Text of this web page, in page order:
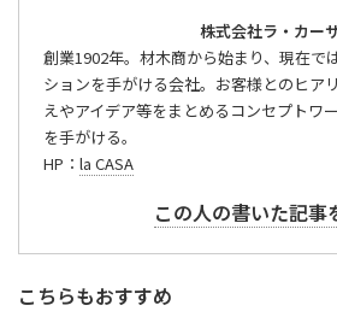
株式会社ラ・カー
創業1902年。材木商から始まり、現在で
ションを手がける会社。お客様とのヒア
えやアイデア等をまとめるコンセプトワ
を手がける。
HP： la CASA
この人の書いた記事
こちらもおすすめ